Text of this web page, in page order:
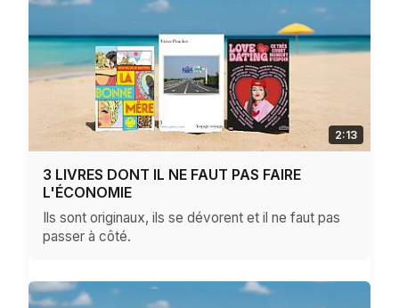
2:13
3 LIVRES DONT IL NE FAUT PAS FAIRE
L'ÉCONOMIE
Ils sont originaux, ils se dévorent et il ne faut pas
passer à côté.